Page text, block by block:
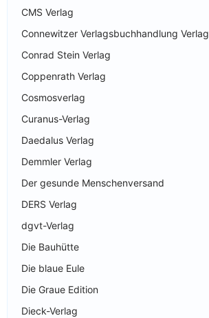
CMS Verlag
Connewitzer Verlagsbuchhandlung Verlag
Conrad Stein Verlag
Coppenrath Verlag
Cosmosverlag
Curanus-Verlag
Daedalus Verlag
Demmler Verlag
Der gesunde Menschenversand
DERS Verlag
dgvt-Verlag
Die Bauhütte
Die blaue Eule
Die Graue Edition
Dieck-Verlag